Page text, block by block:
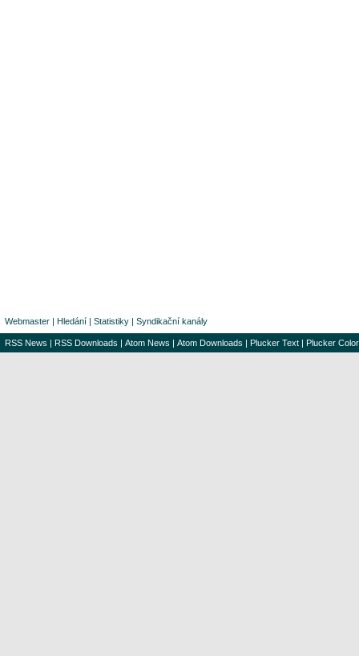
Webmaster | Hledání | Statistiky | Syndikační kanály
RSS News | RSS Downloads | Atom News | Atom Downloads | Plucker Text | Plucker Color